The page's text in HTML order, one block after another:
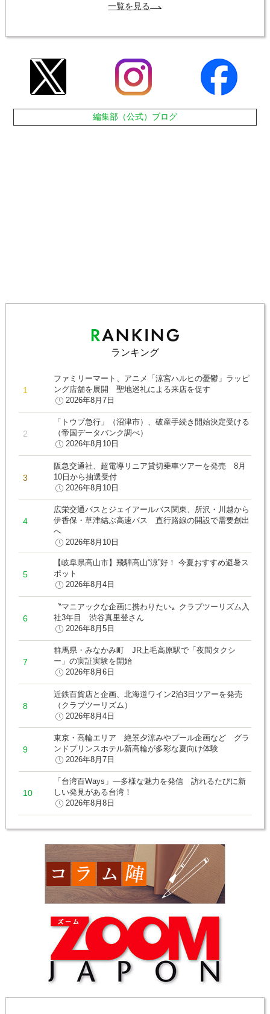
一覧を見る
編集部（公式）ブログ
ランキング
ファミリーマート、アニメ「涼宮ハルヒの憂鬱」ラッピ
ング店舗を展開 聖地巡礼による来店を促す
2026年8月7日
「トウブ急行」（沼津市）、破産手続き開始決定受ける
（帝国データバンク調べ）
2026年8月10日
阪急交通社、超電導リニア貸切乗車ツアーを発売 8月
10日から抽選受付
2026年8月10日
広栄交通バスとジェイアールバス関東、所沢・川越から
伊香保・草津結ぶ高速バス 直行路線の開設で需要創出
へ
2026年8月10日
【岐阜県高山市】飛騨高山“涼”好！ 今夏おすすめ避暑ス
ポット
2026年8月4日
〝マニアックな企画に携わりたい〟クラブツーリズム入
社3年目 渋谷真里登さん
2026年8月5日
群馬県・みなかみ町 JR上毛高原駅で「夜間タクシ
ー」の実証実験を開始
2026年8月6日
近鉄百貨店と企画、北海道ワイン2泊3日ツアーを発売
（クラブツーリズム）
2026年8月4日
東京・高輪エリア 絶景夕涼みやプール企画など グラ
ンドプリンスホテル新高輪が多彩な夏向け体験
2026年8月7日
「台湾百Ways」―多様な魅力を発信 訪れるたびに新
しい発見がある台湾！
2026年8月8日